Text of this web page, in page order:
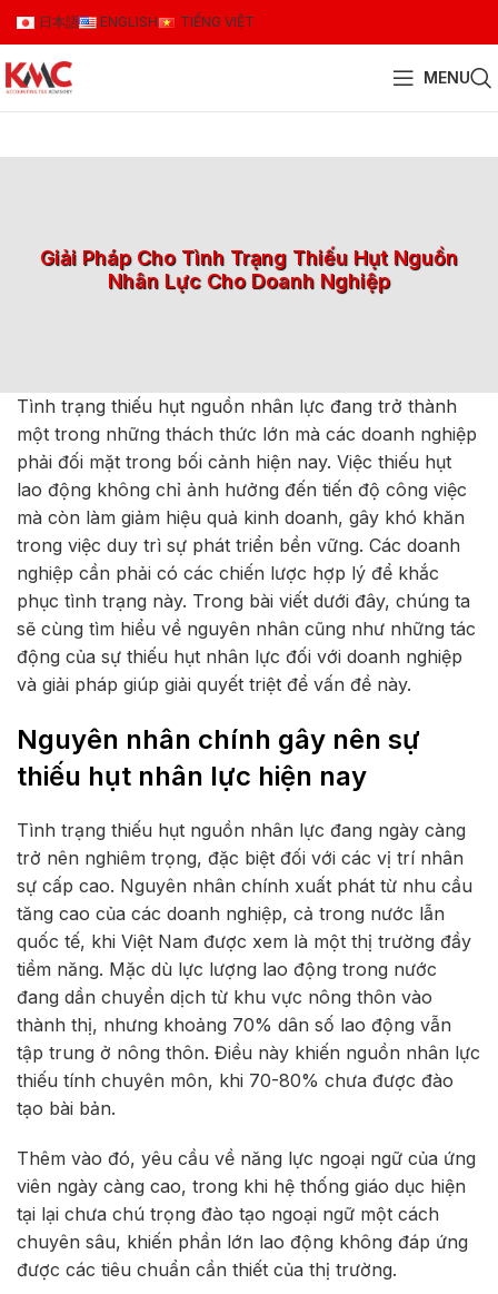
日本語 ENGLISH TIẾNG VIỆT
MENU
Giải Pháp Cho Tình Trạng Thiếu Hụt Nguồn
Nhân Lực Cho Doanh Nghiệp
Tình trạng thiếu hụt nguồn nhân lực đang trở thành
một trong những thách thức lớn mà các doanh nghiệp
phải đối mặt trong bối cảnh hiện nay. Việc thiếu hụt
lao động không chỉ ảnh hưởng đến tiến độ công việc
mà còn làm giảm hiệu quả kinh doanh, gây khó khăn
trong việc duy trì sự phát triển bền vững. Các doanh
nghiệp cần phải có các chiến lược hợp lý để khắc
phục tình trạng này. Trong bài viết dưới đây, chúng ta
sẽ cùng tìm hiểu về nguyên nhân cũng như những tác
động của sự thiếu hụt nhân lực đối với doanh nghiệp
và giải pháp giúp giải quyết triệt để vấn đề này.
Nguyên nhân chính gây nên sự
thiếu hụt nhân lực hiện nay
Tình trạng thiếu hụt nguồn nhân lực đang ngày càng
trở nên nghiêm trọng, đặc biệt đối với các vị trí nhân
sự cấp cao. Nguyên nhân chính xuất phát từ nhu cầu
tăng cao của các doanh nghiệp, cả trong nước lẫn
quốc tế, khi Việt Nam được xem là một thị trường đầy
tiềm năng. Mặc dù lực lượng lao động trong nước
đang dần chuyển dịch từ khu vực nông thôn vào
thành thị, nhưng khoảng 70% dân số lao động vẫn
tập trung ở nông thôn. Điều này khiến nguồn nhân lực
thiếu tính chuyên môn, khi 70-80% chưa được đào
tạo bài bản.
Thêm vào đó, yêu cầu về năng lực ngoại ngữ của ứng
viên ngày càng cao, trong khi hệ thống giáo dục hiện
tại lại chưa chú trọng đào tạo ngoại ngữ một cách
chuyên sâu, khiến phần lớn lao động không đáp ứng
được các tiêu chuẩn cần thiết của thị trường.